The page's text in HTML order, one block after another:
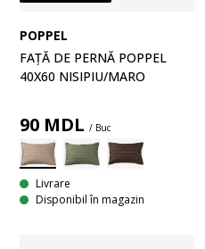
POPPEL
FAȚĂ DE PERNĂ POPPEL
40X60 NISIPIU/MARO
90 MDL / Buc
Livrare
Disponibil în magazin